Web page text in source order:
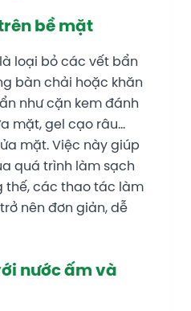
bề mặt
loại bỏ các vết bẩn
bàn chải hoặc khăn
như cặn kem đánh
mặt, gel cạo râu…
mặt. Việc này giúp
quá trình làm sạch
thế, các thao tác làm
nên đơn giản, dễ
nước ấm và